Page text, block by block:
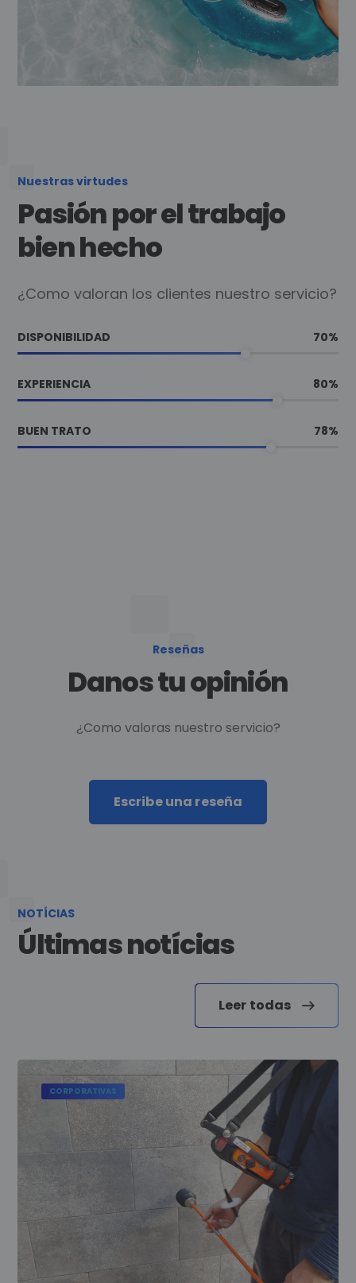
Nuestras virtudes
Pasión por el trabajo
bien hecho
¿Como valoran los clientes nuestro servicio?
DISPONIBILIDAD 70%
EXPERIENCIA 80%
BUEN TRATO 78%
Reseñas
Danos tu opinión
¿Como valoras nuestro servicio?
Escribe una reseña
NOTÍCIAS
Últimas notícias
Leer todas
CORPORATIVAS